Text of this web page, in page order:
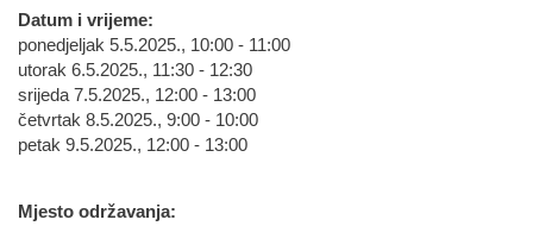
Datum i vrijeme:
ponedjeljak 5.5.2025., 10:00 - 11:00
utorak 6.5.2025., 11:30 - 12:30
srijeda 7.5.2025., 12:00 - 13:00
četvrtak 8.5.2025., 9:00 - 10:00
petak 9.5.2025., 12:00 - 13:00
Mjesto održavanja: